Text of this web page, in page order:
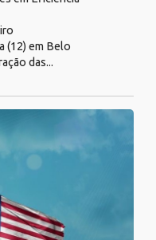
(12) em Belo
das...